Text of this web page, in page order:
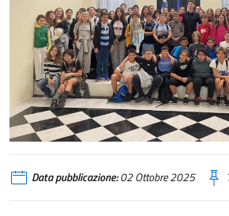
Data pubblicazione:02 Ottobre 2025